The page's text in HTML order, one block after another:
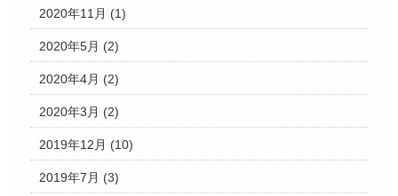
2020年11月 (1)
2020年5月 (2)
2020年4月 (2)
2020年3月 (2)
2019年12月 (10)
2019年7月 (3)